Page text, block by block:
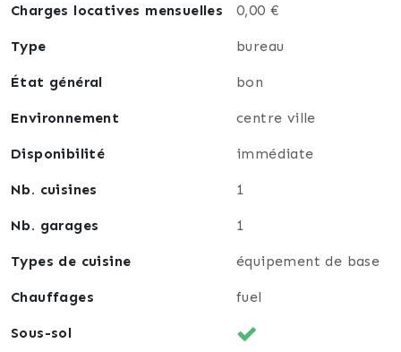
pour découvrir nos Ventes Immobilières Privées
Téléchargez notre Application Gratuite, Property
Assist, pour gérer votre Habitation en toute facilité,
36 66
Charges locatives mensuelles 0,00 €
Type bureau
État général bon
Environnement centre ville
Disponibilité immédiate
Nb. cuisines 1
Nb. garages 1
Types de cuisine équipement de base
Chauffages fuel
Sous-sol